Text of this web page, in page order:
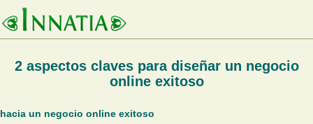
2 aspectos claves para diseñar un negocio
online exitoso
hacia un negocio online exitoso